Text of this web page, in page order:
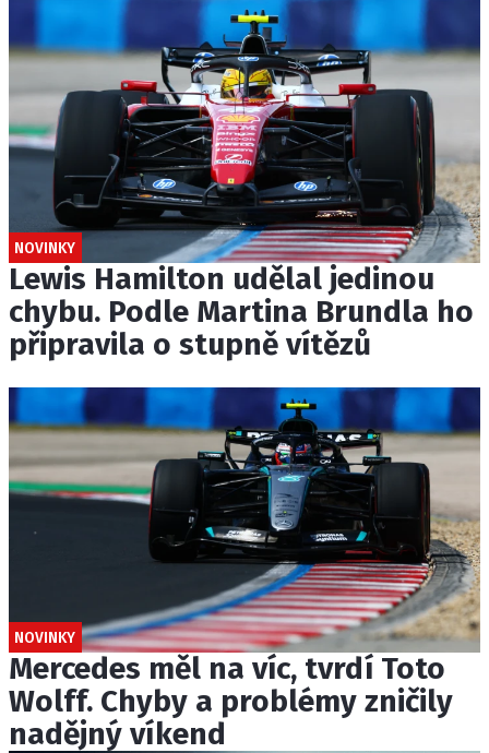
NOVINKY
Lewis Hamilton udělal jedinou
chybu. Podle Martina Brundla ho
připravila o stupně vítězů
NOVINKY
Mercedes měl na víc, tvrdí Toto
Wolff. Chyby a problémy zničily
nadějný víkend